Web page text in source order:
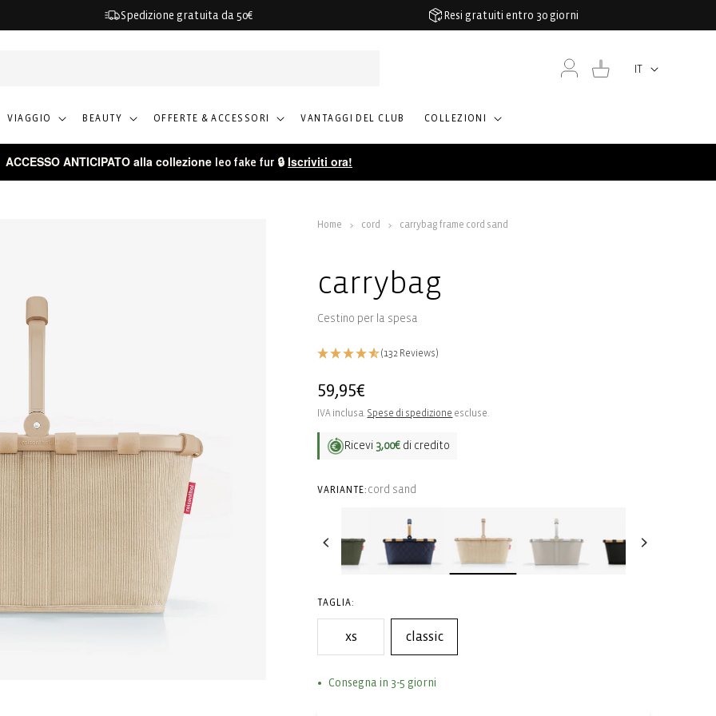
Spedizione gratuita da 50€ Resi gratuiti entro 30 giorni
VIAGGIO BEAUTY OFFERTE & ACCESSORI VANTAGGI DEL CLUB COLLEZIONI
LinguaIT
Accedi Carrello
ACCESSO ANTICIPATO alla collezione leo fake fur 🔒 Iscriviti ora!
Home cord carrybag frame cord sand
carrybag
Cestino per la spesa
(132 Reviews)
Prezzo
di
listino
59,95€
IVA inclusa. Spese di spedizione escluse.
Ricevi 3,00€ di credito
VARIANTE: cord sand
TAGLIA:
xs classic
Consegna in 3-5 giorni